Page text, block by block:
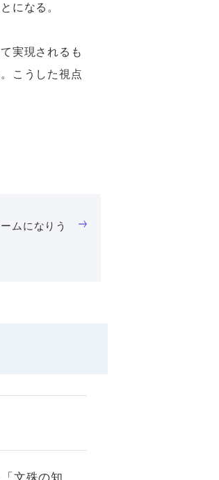
になる。
実現されるも
こうした視点
ムになりう